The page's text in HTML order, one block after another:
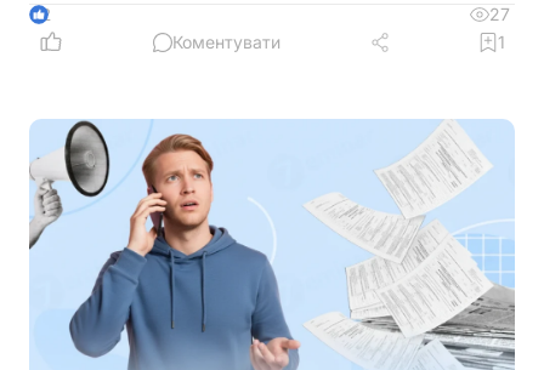
підприємницького доходу та сплачувати з них
податки як із доходу ФОП. Податкове
фізичної особи. Саме тому проценти, нараховані
банком на залишок коштів, мають окремий
порядок оподаткування
2
27
Коментувати
1